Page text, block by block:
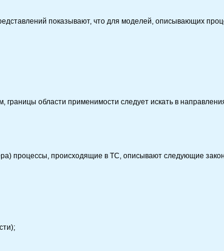
показывают, что для моделей, описывающих
области применимости следует искать в
процессы, происходящие в ТС, описывают следующие